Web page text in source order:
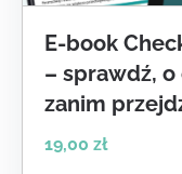
E-book
– sprawdź,
zanim
19,00 zł